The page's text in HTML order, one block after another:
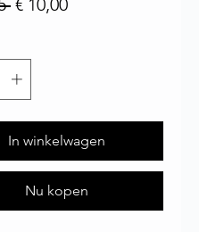
In winkelwagen
Nu kopen